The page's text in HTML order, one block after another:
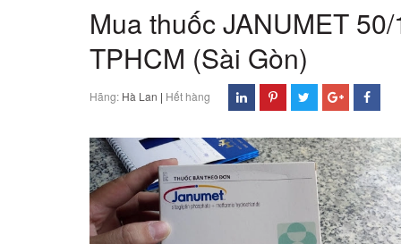
Mua thuốc JANUMET
TPHCM (Sài Gòn)
Hãng: Hà Lan | Hết hàng